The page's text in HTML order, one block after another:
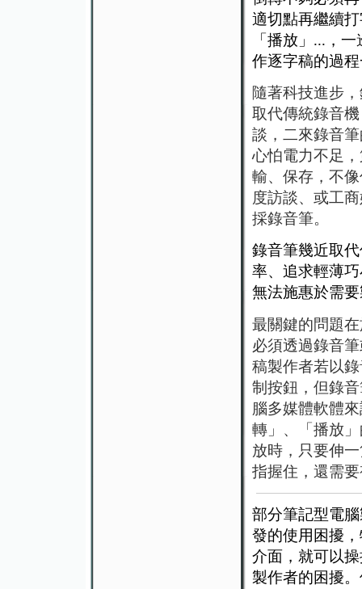
適切點再繼續
「播放」...，
作逐字稿的過
隨著科技進步
取代傳統錄音
談，二來錄音
心怕電力不足
輸、保存，不
度訪談、或工
採錄音筆。
錄音筆幾近取
率、追求輕薄
無法施惠於需
最關鍵的問題
必須透過錄音
稿製作者若以
制按鈕，但錄
腦多媒體軟體
轉」、「播放
放時，只要伸
指握住，還需
部分筆記型電
發的使用困擾
介面，就可以
製作者的困擾